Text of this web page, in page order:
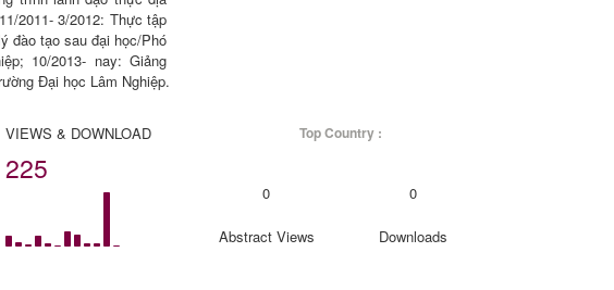
2011- 3/2012: Thực tập
đào tạo sau đại học/Phó
10/2013- nay: Giảng
Đại học Lâm Nghiệp.
VIEWS & DOWNLOAD
225
Top Country :
Abstract Views
0
Downloads
0